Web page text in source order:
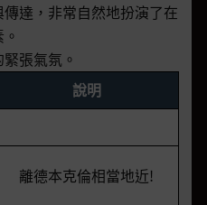
達，非常自然地扮演了在
張氣氛。
說明
離德本克倫相當地近!